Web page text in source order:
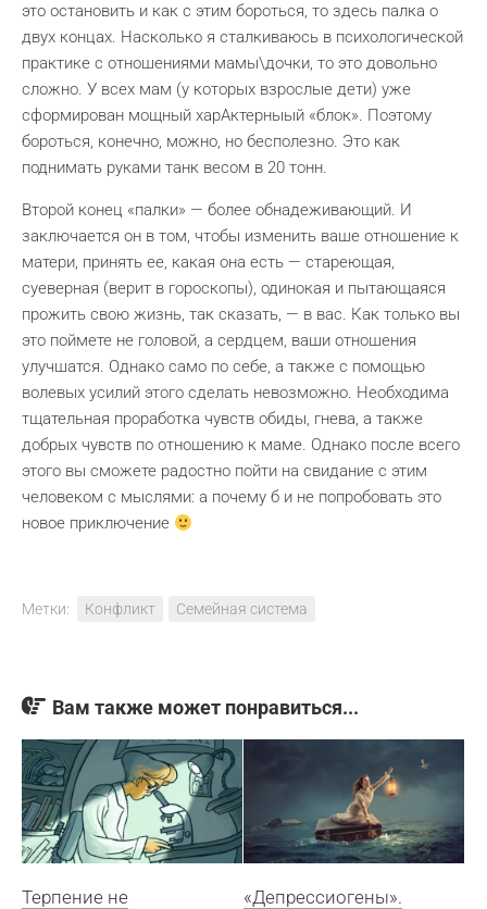
это остановить и как с этим бороться, то здесь палка о
двух концах. Насколько я сталкиваюсь в психологической
практике с отношениями мамы\дочки, то это довольно
сложно. У всех мам (у которых взрослые дети) уже
сформирован мощный харАктерныый «блок». Поэтому
бороться, конечно, можно, но бесполезно. Это как
поднимать руками танк весом в 20 тонн.
Второй конец «палки» — более обнадеживающий. И
заключается он в том, чтобы изменить ваше отношение к
матери, принять ее, какая она есть — стареющая,
суеверная (верит в гороскопы), одинокая и пытающаяся
прожить свою жизнь, так сказать, — в вас. Как только вы
это поймете не головой, а сердцем, ваши отношения
улучшатся. Однако само по себе, а также с помощью
волевых усилий этого сделать невозможно. Необходима
тщательная проработка чувств обиды, гнева, а также
добрых чувств по отношению к маме. Однако после всего
этого вы сможете радостно пойти на свидание с этим
человеком с мыслями: а почему б и не попробовать это
новое приключение
Метки: Конфликт Семейная система
Вам также может понравиться...
Терпение не
«Депрессиогены».